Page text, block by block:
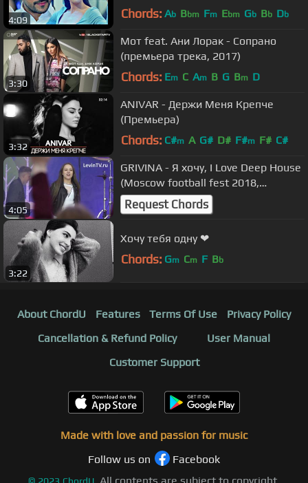
4:09
Кашешов
Chords: Ab Bbm Fm Ebm Gb Bb Db
3:30
Мот feat. Ани Лорак - Сопрано
(премьера трека, 2017)
Chords: Em C Am B G Bm D
3:32
ANIVAR - Держи Меня Крепче
(Премьера)
Chords: C#m A G# D# F#m F# C#
4:05
GRIVINA - Я хочу, I Love Deep House
(Moscow football fest 2018,
Лужники)
Request Chords
3:22
Хочу тебя одну ❤
Chords: Gm Cm F Bb
About ChordU Features Terms Of Use
Privacy Policy
Cancellation & Refund Policy
User Manual
Customer Support
Made with love and passion for music
Follow us on
Facebook